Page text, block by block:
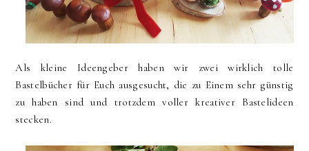
Als kleine Ideengeber haben wir zwei wirklich tolle
Bastelbücher für Euch ausgesucht, die zu Einem sehr günstig
zu haben sind und trotzdem voller kreativer Bastelideen
stecken.